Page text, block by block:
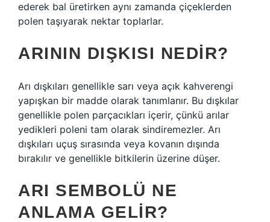
ederek bal üretirken aynı zamanda çiçeklerden
polen taşıyarak nektar toplarlar.
ARININ DIŞKISI NEDIR?
Arı dışkıları genellikle sarı veya açık kahverengi
yapışkan bir madde olarak tanımlanır. Bu dışkılar
genellikle polen parçacıkları içerir, çünkü arılar
yedikleri poleni tam olarak sindiremezler. Arı
dışkıları uçuş sırasında veya kovanın dışında
bırakılır ve genellikle bitkilerin üzerine düşer.
ARI SEMBOLÜ NE
ANLAMA GELIR?